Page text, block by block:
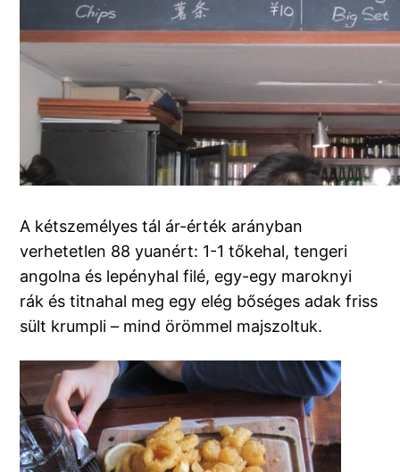
A kétszemélyes tál ár-érték arányban
verhetetlen 88 yuanért: 1-1 tőkehal, tengeri
angolna és lepényhal filé, egy-egy maroknyi
rák és titnahal meg egy elég bőséges adak friss
sült krumpli – mind örömmel majszoltuk.